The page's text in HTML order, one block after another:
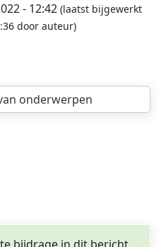
- 12:42 (laatst bijgewerkt
door auteur)
onderwerpen